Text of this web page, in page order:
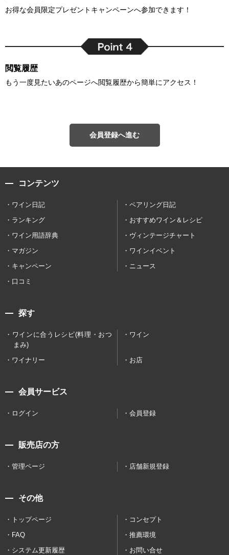
お得な会員限定プレゼントキャンペーンへ参加できます！
閲覧履歴
もう一度見たいあのページへ閲覧履歴から簡単にアクセス！
会員登録へ進む
コンテンツ
ワイン日記
ペアリング日記
ランキング
おすすめワイン＆レシピ
ワイン用語辞典
ヴィンテージチャート
マガジン
ワインイベント
キャンペーン
ニュース
口コミ
探す
ワインに合うレシピ(料理・おつ
まみ)
ワイン
ワイナリー お店
会員サービス
ログイン 会員登録
販売店の方
管理ページ 店舗新規登録
その他
トップページ
コンセプト
FAQ
推薦環境
システム更新履歴
お問い合せ